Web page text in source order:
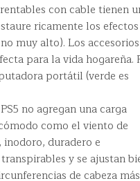
con cable tienen
ricamente los
muy alto). Los
para la vida hogareña.
portátil (verde es
no agregan una carga
como el viento de
duradero e
y se ajustan
de cabeza más